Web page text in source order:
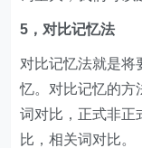
5，对比记忆法
对比记忆法就是将
忆。对比记忆的方
词对比，正式非正
比，相关词对比。